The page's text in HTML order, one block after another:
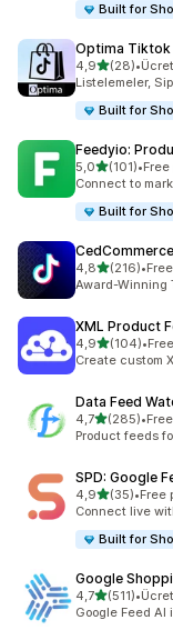
Built for
Optima Tiktok
4,95 yıldız
(28)
toplam 28•
Listelemeler,
Built for
Feedyio:
5,05 yıldız
(101)
toplam 101•
Connect to
Built for
4,85 yıldız
(216)
toplam 216•
Award-Winning
XML Product
4,95 yıldız
(104)
toplam 104•
Create custom
Data Feed
4,75 yıldız
(285)
toplam 285•
Product feeds
SPD: Google
4,95 yıldız
(35)
toplam 35•Free
Connect live
Built for
Google
4,75 yıldız
(511)
toplam 511•
Google Feed AI